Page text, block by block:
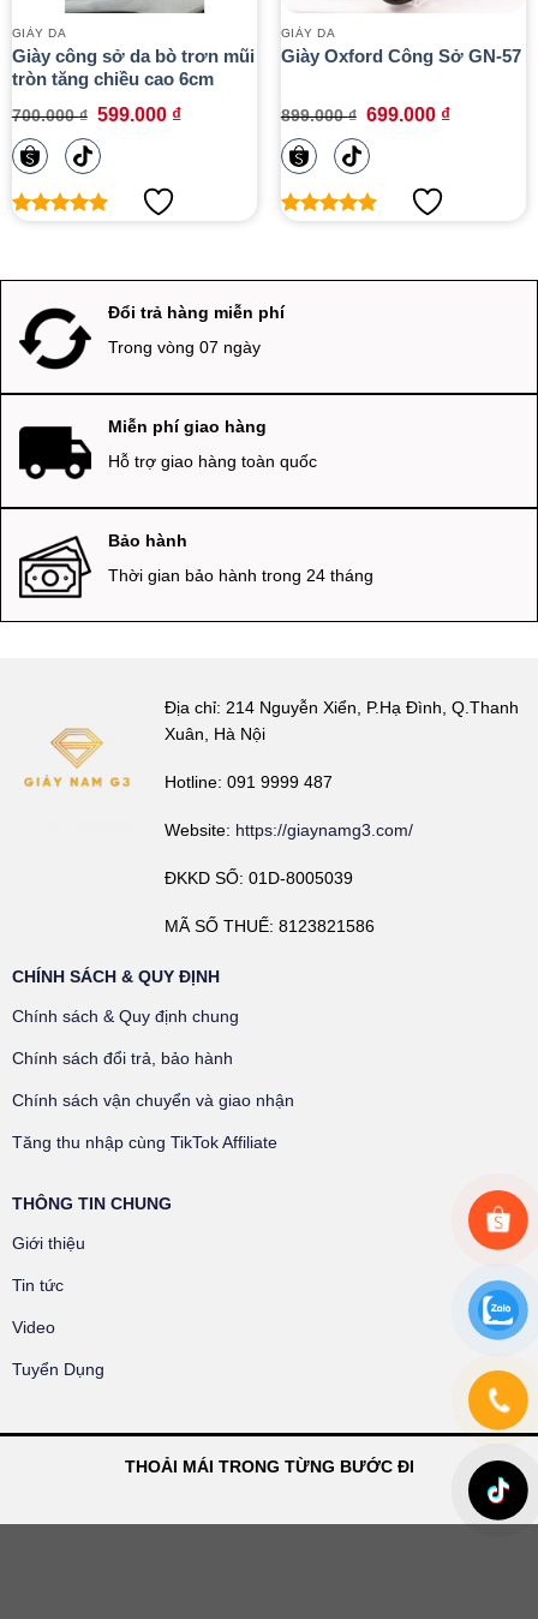
GIÀY DA
Giày công sở da bò trơn mũi
tròn tăng chiều cao 6cm
700.000₫ Giá
là:
700.000 ₫.
599.000 ₫
GIÀY DA
Giày Oxford Công Sở GN-57
899.000₫ Giá
là:
899.000 ₫.
699.000 ₫
Đổi trả hàng miễn phí
Trong vòng 07 ngày
Miễn phí giao hàng
Hỗ trợ giao hàng toàn quốc
Bảo hành
Thời gian bảo hành trong 24 tháng
Địa chỉ: 214 Nguyễn Xiển, P.Hạ Đình, Q.Thanh
Xuân, Hà Nội
Hotline: 091 9999 487
Website: https://giaynamg3.com/
ĐKKD SỐ: 01D-8005039
MÃ SỐ THUẾ: 8123821586
CHÍNH SÁCH & QUY ĐỊNH
Chính sách & Quy định chung
Chính sách đổi trả, bảo hành
Chính sách vận chuyển và giao nhận
Tăng thu nhập cùng TikTok Affiliate
THÔNG TIN CHUNG
Giới thiệu
Tin tức
Video
Tuyển Dụng
THOẢI MÁI TRONG TỪNG BƯỚC ĐI